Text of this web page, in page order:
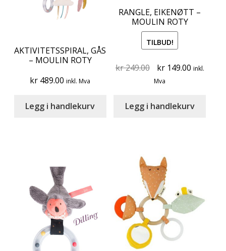
AKTIVITETSSPIRAL, GÅS
– MOULIN ROTY
kr 489.00 inkl. Mva
Legg i handlekurv
RANGLE, EIKENØTT –
MOULIN ROTY
TILBUD!
kr249.00
Original
price
kr 249.00.
kr149.00Current
kr 149.00.
inkl.
Mva
Legg i handlekurv